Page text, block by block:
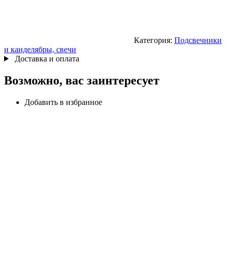
Категория: Подсвечники
и канделябры, свечи
Доставка и оплата
Возможно, вас заинтересует
Добавить в избранное